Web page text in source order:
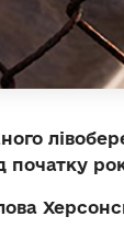
початку